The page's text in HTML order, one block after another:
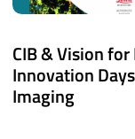
CIB & Vision
Innovation
Imaging